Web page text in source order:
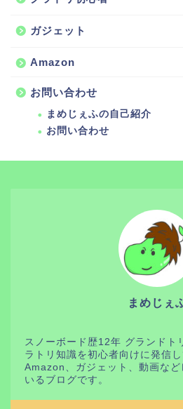
ガジェット
Amazon
お問い合わせ
まめじぇふの自己紹介
お問い合わせ
まめじぇ
スノーボード歴12年 グランドト
ラトリ知識を初心者向けに発信
Amazon、ガジェット、動画など
いるブログです。